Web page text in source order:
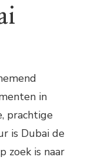
in
prachtige
is Dubai de
zoek is naar